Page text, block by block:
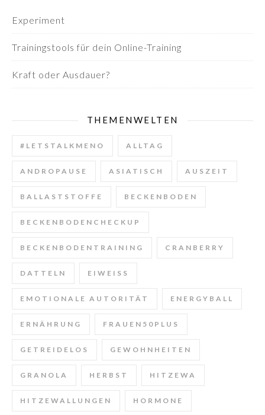
Experiment
Trainingstools für dein Online-Training
Kraft oder Ausdauer?
THEMENWELTEN
#LETSTALKMENO ALLTAG
ANDROPAUSE ASIATISCH AUSZEIT
BALLASTSTOFFE BECKENBODEN
BECKENBODENCHECKUP
BECKENBODENTRAINING CRANBERRY
DATTELN EIWEISS
EMOTIONALE AUTORITÄT ENERGYBALL
ERNÄHRUNG FRAUEN50PLUS
GETREIDELOS GEWOHNHEITEN
GRANOLA HERBST HITZEWA
HITZEWALLUNGEN HORMONE